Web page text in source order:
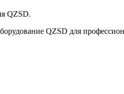
QZSD.
QZSD для